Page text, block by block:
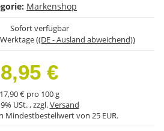
Markenshop
Sofort verfügbar
((DE - Ausland abweichend))
8,95 €
17,90 € pro 100 g
USt. , zzgl.Versand
Mindestbestellwert von 25 EUR.